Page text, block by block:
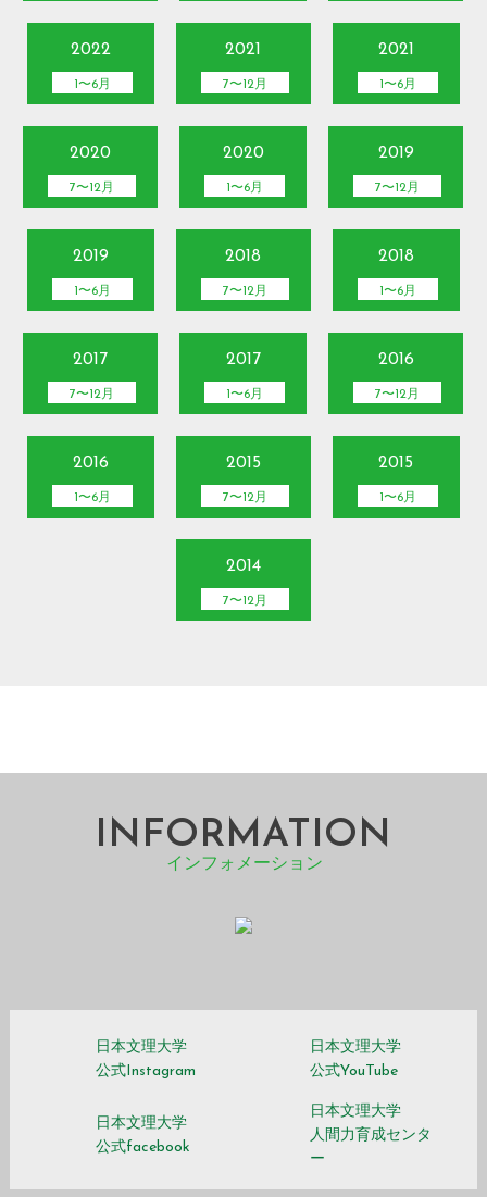
2022
1〜6月
2021
7〜12月
2021
1〜6月
2020
7〜12月
2020
1〜6月
2019
7〜12月
2019
1〜6月
2018
7〜12月
2018
1〜6月
2017
7〜12月
2017
1〜6月
2016
7〜12月
2016
1〜6月
2015
7〜12月
2015
1〜6月
2014
7〜12月
INFORMATION
インフォメーション
日本文理大学
公式Instagram
日本文理大学
公式YouTube
日本文理大学
公式facebook
日本文理大学
人間力育成センタ
ー